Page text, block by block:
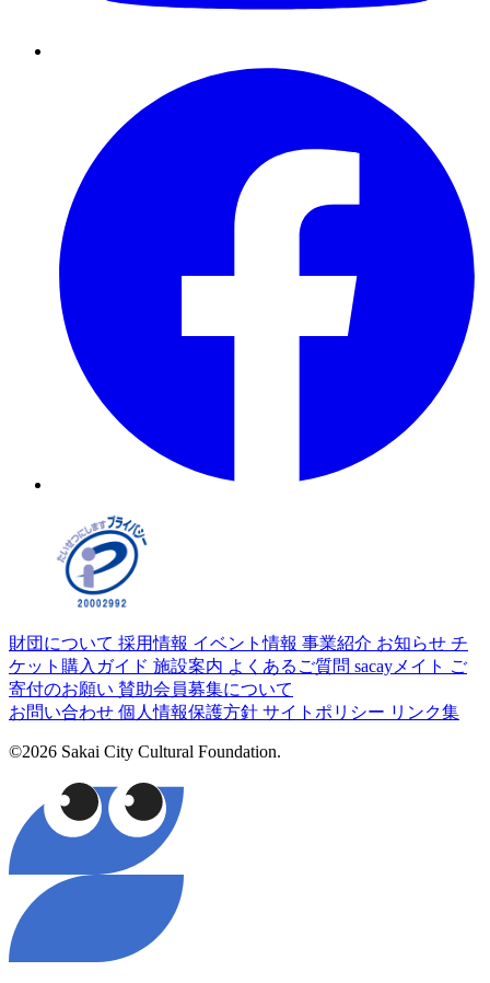
財団について 採用情報 イベント情報 事業紹介 お知らせ チ
ケット購入ガイド 施設案内 よくあるご質問 sacayメイト ご
寄付のお願い 賛助会員募集について
お問い合わせ 個人情報保護方針 サイトポリシー リンク集
©2026 Sakai City Cultural Foundation.